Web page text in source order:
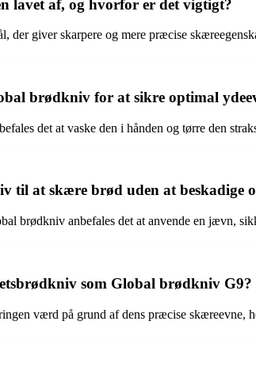
lavet af, og hvorfor er det vigtigt?
der giver skarpere og mere præcise
brødkniv for at sikre optimal
det at vaske den i hånden og tørre den
til at skære brød uden at beskadige
brødkniv anbefales det at anvende en jævn,
som Global brødkniv G9?
værd på grund af dens præcise skæreevne,